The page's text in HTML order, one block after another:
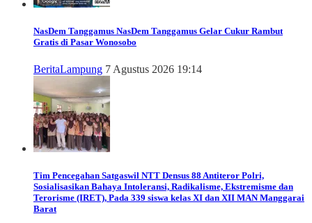
NasDem Tanggamus NasDem Tanggamus Gelar Cukur Rambut
Gratis di Pasar Wonosobo
BeritaLampung 7 Agustus 2026 19:14
Tim Pencegahan Satgaswil NTT Densus 88 Antiteror Polri,
Sosialisasikan Bahaya Intoleransi, Radikalisme, Ekstremisme dan
Terorisme (IRET), Pada 339 siswa kelas XI dan XII MAN Manggarai
Barat